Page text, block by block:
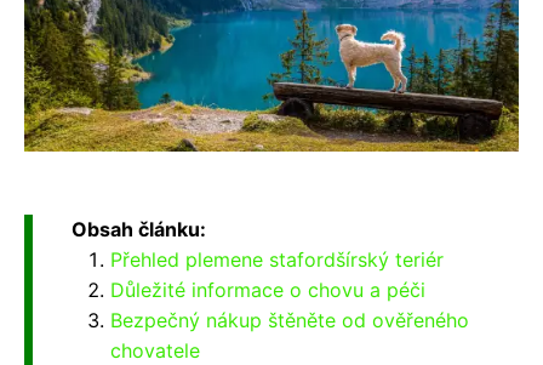
Obsah článku:
Přehled plemene stafordšírský teriér
Důležité informace o chovu a péči
Bezpečný nákup štěněte od ověřeného
chovatele